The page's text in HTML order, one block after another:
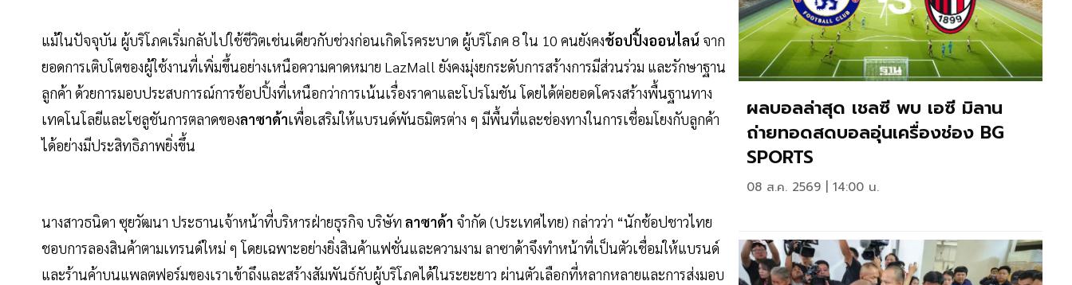
แม้ในปัจจุบัน ผู้บริโภคเริ่มกลับไปใช้ชีวิตเช่นเดียวกับช่วงก่อนเกิดโรคระบาด ผู้บริโภค 8 ใน 10 คนยังคงช้อปปิ้งออนไลน์ จาก
ยอดการเติบโตของผู้ใช้งานที่เพิ่มขึ้นอย่างเหนือความคาดหมาย LazMall ยังคงมุ่งยกระดับการสร้างการมีส่วนร่วม และรักษาฐาน
ลูกค้า ด้วยการมอบประสบการณ์การช้อปปิ้งที่เหนือกว่าการเน้นเรื่องราคาและโปรโมชัน โดยได้ต่อยอดโครงสร้างพื้นฐานทาง
เทคโนโลยีและโซลูชันการตลาดของลาซาด้าเพื่อเสริมให้แบรนด์พันธมิตรต่าง ๆ มีพื้นที่และช่องทางในการเชื่อมโยงกับลูกค้า
ได้อย่างมีประสิทธิภาพยิ่งขึ้น
นางสาวธนิดา ซุยวัฒนา ประธานเจ้าหน้าที่บริหารฝ่ายธุรกิจ บริษัท ลาซาด้า จำกัด (ประเทศไทย) กล่าวว่า “นักช้อปชาวไทย
ชอบการลองสินค้าตามเทรนด์ใหม่ ๆ โดยเฉพาะอย่างยิ่งสินค้าแฟชั่นและความงาม ลาซาด้าจึงทำหน้าที่เป็นตัวเชื่อมให้แบรนด์
และร้านค้าบนแพลตฟอร์มของเราเข้าถึงและสร้างสัมพันธ์กับผู้บริโภคได้ในระยะยาว ผ่านตัวเลือกที่หลากหลายและการส่งมอบ
ผลบอลล่าสุด เชลซี พบ เอซี มิลาน
ถ่ายทอดสดบอลอุ่นเครื่องช่อง BG
SPORTS
08 ส.ค. 2569 | 14:00 น.